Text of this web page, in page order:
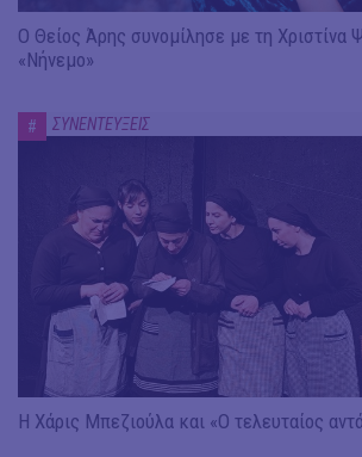
Ο Θείος Άρης συνομίλησε με τη Χριστίνα
«Νήνεμο»
# ΣΥΝΕΝΤΕΥΞΕΙΣ
Η Χάρις Μπεζιούλα και «Ο τελευταίος